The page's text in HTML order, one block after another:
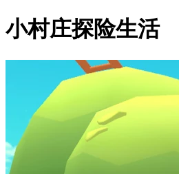
小村庄探险生活